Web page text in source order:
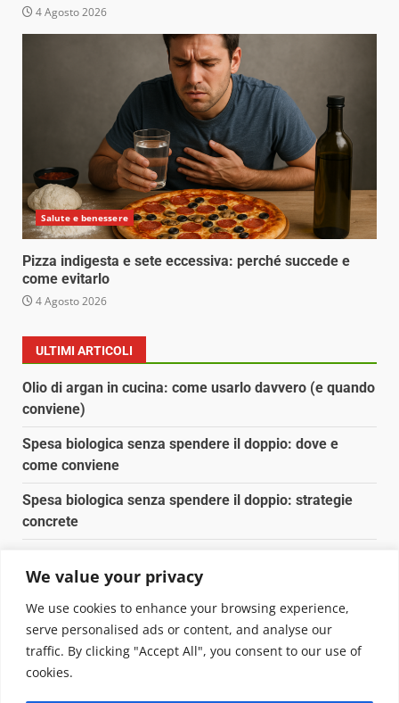
We value your privacy
We use cookies to enhance your browsing experience,
serve personalised ads or content, and analyse our
traffic. By clicking "Accept All", you consent to our use of
cookies.
4 Agosto 2026
Salute e benessere
Pizza indigesta e sete eccessiva: perché succede e
come evitarlo
4 Agosto 2026
ULTIMI ARTICOLI
Olio di argan in cucina: come usarlo davvero (e quando
conviene)
Spesa biologica senza spendere il doppio: dove e
come conviene
Spesa biologica senza spendere il doppio: strategie
concrete
Pulizia naturale della casa: 3 ingredienti che
sostituiscono 10 prodotti chimici
Copyright © 2025 Biopianeta.it proprietà di Jws Media